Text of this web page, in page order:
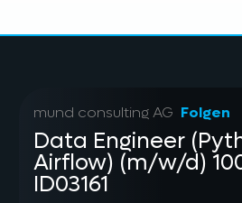
mund consulting AG Folgen
Data Engineer
Airflow) (m/w/d)
ID03161